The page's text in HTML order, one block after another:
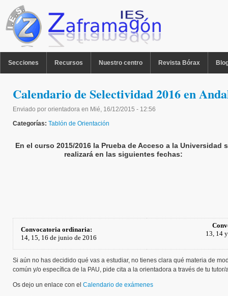
Pasar al contenido principal
Secciones Recursos Nuestro centro Revista Bórax
Calendario de Selectividad 2016 en
Enviado por orientadora en Mié, 16/12/2015 - 12:56
Categorías: Tablón de Orientación
En el curso 2015/2016 la Prueba de Acceso a la Universidad
realizará en las siguientes fechas:
Convocatoria ordinaria:
14, 15, 16 de junio de 2016
13, 14
Si aún no has decidido qué vas a estudiar, no tienes clara qué materia de
común y/o específica de la PAU, pide cita a la orientadora a través de tu tutor/
Os dejo un enlace con el Calendario de exámenes